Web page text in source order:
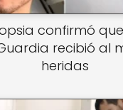
confirmó
recibió al
heridas